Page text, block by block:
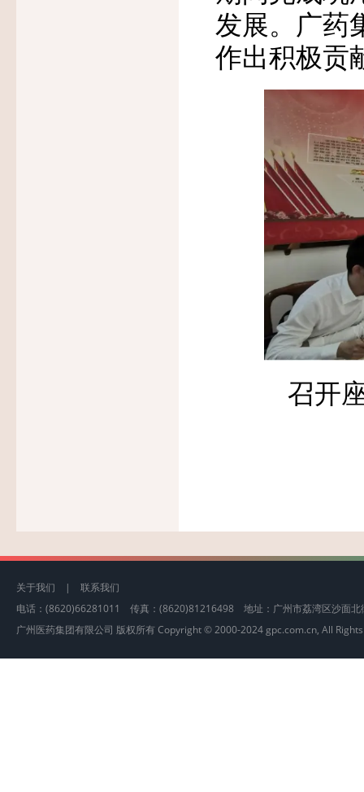
发展。广药
作出积极贡
召开
关于我们 | 联系我们
电话：(8620)66281011 传真：(8620)81216498 地址：广州市荔湾区沙
广州医药集团有限公司 版权所有 Copyright © 2000-2024 gpc.com.cn, All